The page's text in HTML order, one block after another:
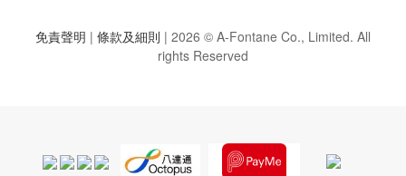
免責聲明 | 條款及細則 | 2026 © A-Fontane Co., Limited. All
rights Reserved